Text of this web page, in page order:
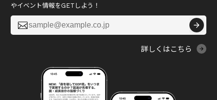
やイベント情報をGETしよう！

詳しくはこちら